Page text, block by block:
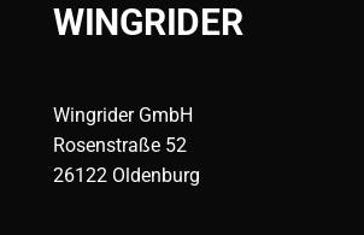
WINGRIDER
Wingrider GmbH
Rosenstraße 52
26122 Oldenburg